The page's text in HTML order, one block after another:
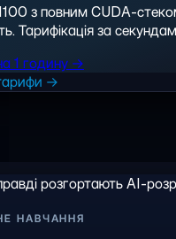
з повним CUDA-
Тарифікація за
1 годину →
→
розгортають AI-
НАВЧАННЯ